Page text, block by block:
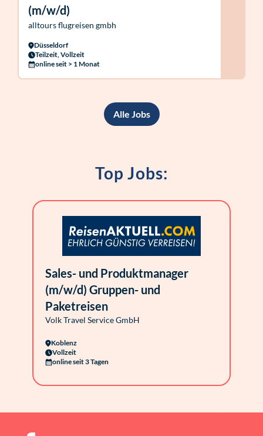
(m/w/d)
alltours flugreisen gmbh
Düsseldorf
Teilzeit, Vollzeit
online seit > 1 Monat
Alle Jobs
Top Jobs:
Sales- und Produktmanager
(m/w/d) Gruppen- und
Paketreisen
Volk Travel Service GmbH
Koblenz
Vollzeit
online seit 3 Tagen